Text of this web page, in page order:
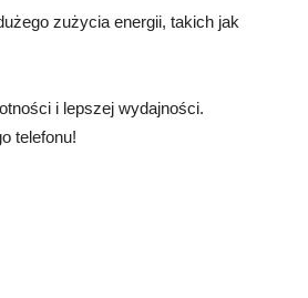
zużycia energii, takich jak
i lepszej wydajności.
telefonu!